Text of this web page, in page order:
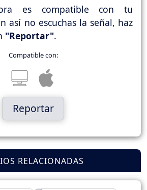
es compatible con tu
así no escuchas la señal, haz
"Reportar".
Compatible con:
Reportar
RELACIONADAS